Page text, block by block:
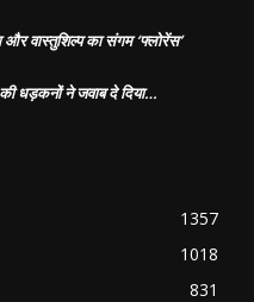
और वास्तुशिल्प का संगम ‘फ्लोरेंस’
धड़कनों ने जवाब दे दिया…
1357
1018
831